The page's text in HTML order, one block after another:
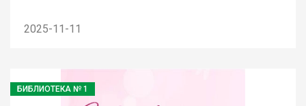
2025-11-11
БИБЛИОТЕКА № 1